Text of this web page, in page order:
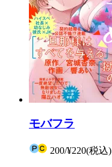
モバフラ
200/¥220(税込)